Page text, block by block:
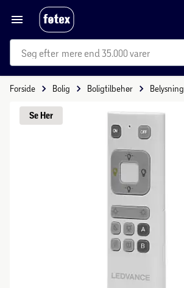
mere end 35.000 varer
Forside Bolig Boligtilbehør Belysning
Se Her